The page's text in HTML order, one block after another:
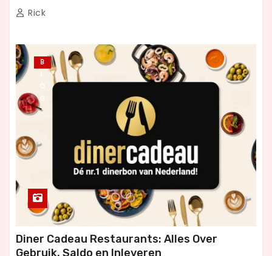
Rick
B
L
O
G
Diner Cadeau Restaurants: Alles Over
Gebruik, Saldo en Inleveren